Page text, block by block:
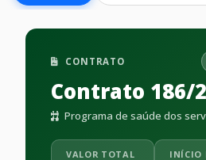
CONTRATO
Contrato 186/
Programa de saúde dos
VALOR TOTAL INÍCIO